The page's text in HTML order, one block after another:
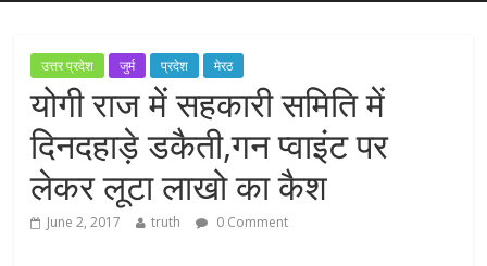
उत्तर प्रदेश जुर्म प्रदेश मेरठ
योगी राज में सहकारी समिति में
दिनदहाड़े डकैती,गन प्वाइंट पर
लेकर लूटा लाखो का कैश
June 2, 2017 truth 0 Comment